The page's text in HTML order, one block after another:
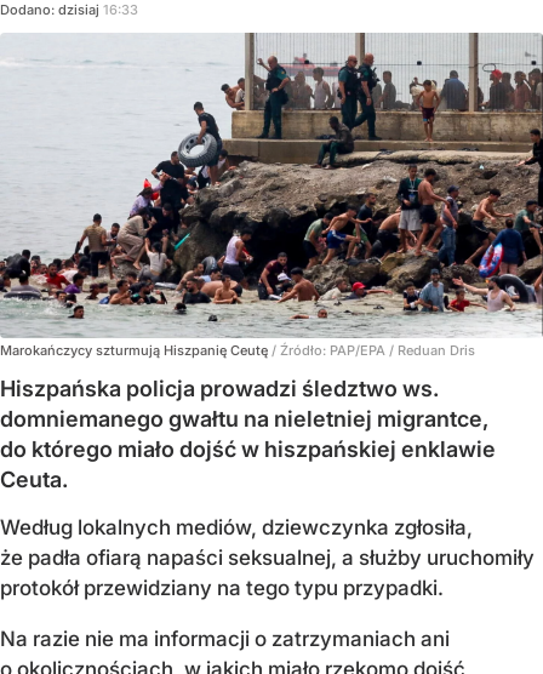
Dodano: dzisiaj 16:33
Marokańczycy szturmują Hiszpanię Ceutę / Źródło: PAP/EPA / Reduan Dris
Hiszpańska policja prowadzi śledztwo ws.
domniemanego gwałtu na nieletniej migrantce,
do którego miało dojść w hiszpańskiej enklawie
Ceuta.
Według lokalnych mediów, dziewczynka zgłosiła,
że padła ofiarą napaści seksualnej, a służby uruchomiły
protokół przewidziany na tego typu przypadki.
Na razie nie ma informacji o zatrzymaniach ani